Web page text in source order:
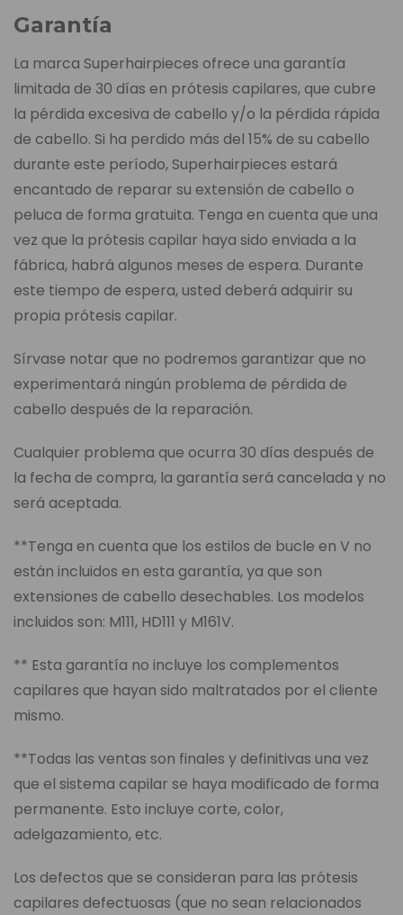
Garantía
La marca Superhairpieces ofrece una garantía
limitada de 30 días en prótesis capilares, que cubre
la pérdida excesiva de cabello y/o la pérdida rápida
de cabello. Si ha perdido más del 15% de su cabello
durante este período, Superhairpieces estará
encantado de reparar su extensión de cabello o
peluca de forma gratuita. Tenga en cuenta que una
vez que la prótesis capilar haya sido enviada a la
fábrica, habrá algunos meses de espera. Durante
este tiempo de espera, usted deberá adquirir su
propia prótesis capilar.
Sírvase notar que no podremos garantizar que no
experimentará ningún problema de pérdida de
cabello después de la reparación.
Cualquier problema que ocurra 30 días después de
la fecha de compra, la garantía será cancelada y no
será aceptada.
**Tenga en cuenta que los estilos de bucle en V no
están incluidos en esta garantía, ya que son
extensiones de cabello desechables. Los modelos
incluidos son: M111, HD111 y M161V.
** Esta garantía no incluye los complementos
capilares que hayan sido maltratados por el cliente
mismo.
**Todas las ventas son finales y definitivas una vez
que el sistema capilar se haya modificado de forma
permanente. Esto incluye corte, color,
adelgazamiento, etc.
Los defectos que se consideran para las prótesis
capilares defectuosas (que no sean relacionados